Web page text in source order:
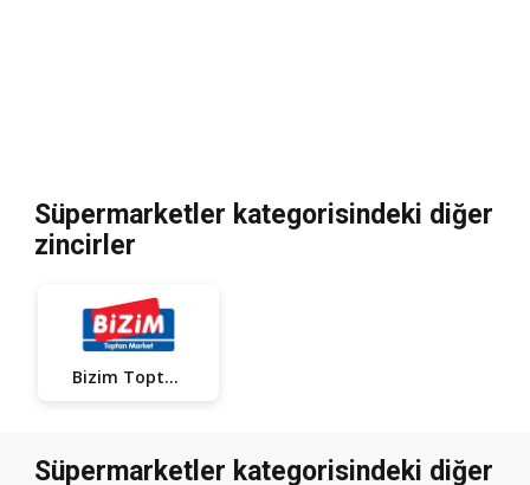
Süpermarketler kategorisindeki diğer
zincirler
Bizim Toptan
Süpermarketler kategorisindeki diğer